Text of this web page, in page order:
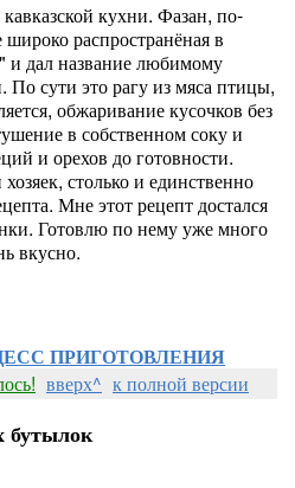
кухни. Фазан, по-
распространёная в
и дал название любимому
сути это рагу из мяса птицы,
обжаривание кусочков без
в собственном соку и
и орехов до готовности.
столько и единственно
Мне этот рецепт достался
Готовлю по нему уже много
вкусно.
ПРИГОТОВЛЕНИЯ
вверх^ к полной версии
бутылок